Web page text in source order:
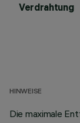
Verdrahtung
HINWEISE
Die maximale